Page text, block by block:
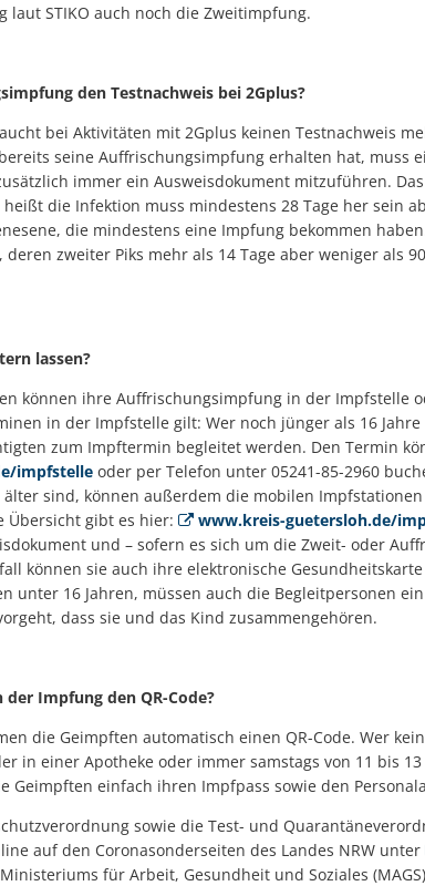
STIKO auch noch die Zweitimpfung.
den Testnachweis bei 2Gplus?
bei Aktivitäten mit 2Gplus keinen Testnachweis
seine Auffrischungsimpfung erhalten hat, muss
immer ein Ausweisdokument mitzuführen.
die Infektion muss mindestens 28 Tage her sein
die mindestens eine Impfung bekommen
deren zweiter Piks mehr als 14 Tage aber weniger als
lassen?
können ihre Auffrischungsimpfung in der Impfstelle
in der Impfstelle gilt: Wer noch jünger als 16
zum Impftermin begleitet werden. Den Termin
impfstelle oder per Telefon unter 05241-85-2960
älter sind, können außerdem die mobilen
Übersicht gibt es hier:
www.kreis-guetersloh.de/
und – sofern es sich um die Zweit- oder
können sie auch ihre elektronische
unter 16 Jahren, müssen auch die Begleitpersonen
dass sie und das Kind zusammengehören.
Impfung den QR-Code?
die Geimpften automatisch einen QR-Code. Wer
in einer Apotheke oder immer samstags von 11 bis
Geimpften einfach ihren Impfpass sowie den
sowie die Test- und
auf den Coronasonderseiten des Landes NRW unter
für Arbeit, Gesundheit und Soziales